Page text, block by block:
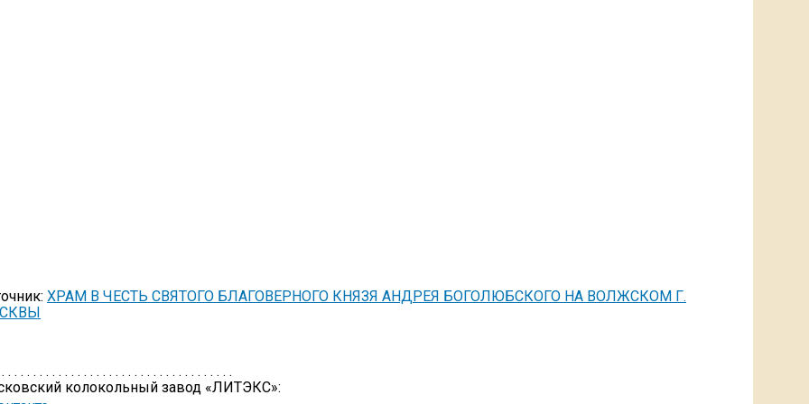
ХРАМ В ЧЕСТЬ СВЯТОГО БЛАГОВЕРНОГО КНЯЗЯ АНДРЕЯ БОГОЛЮБСКОГО НА ВОЛЖСКОМ Г.
. . . . . . . . . . . . . . . . . . . . . . . . . . . . . . . . . . . .
колокольный завод «ЛИТЭКС»: